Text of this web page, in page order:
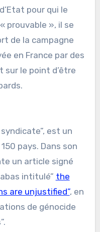
pour qui le
prouvable », il se
de la campagne
en France par des
sur le point d’être
est un
pays. Dans son
un article signé
intitulé” the
are unjustified”, en
de génocide